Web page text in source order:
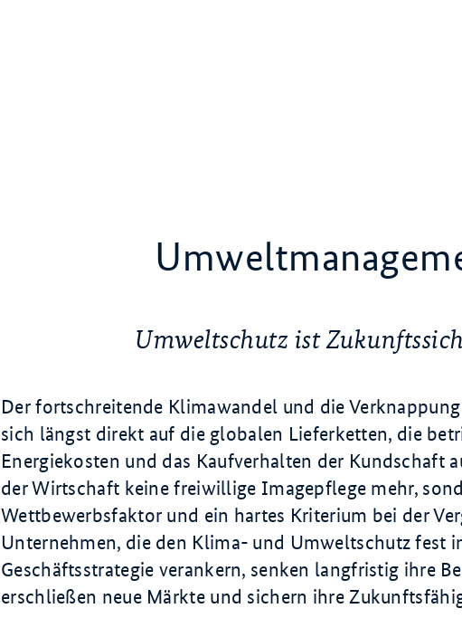
Umweltschutz ist
Der fortschreitende Klimawandel und die
sich längst direkt auf die globalen Lieferketten, die
Energiekosten und das Kaufverhalten der Kundschaft
der Wirtschaft keine freiwillige Imagepflege mehr,
Wettbewerbsfaktor und ein hartes Kriterium bei der
Unternehmen, die den Klima- und Umweltschutz fest
Geschäftsstrategie verankern, senken langfristig ihre
erschließen neue Märkte und sichern ihre